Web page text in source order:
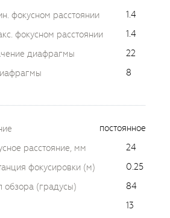
фокусном расстоянии
1.4
фокусном расстоянии
1.4
диафрагмы
22
8
постоянное
расстояние, мм
24
фокусировки (м)
0.25
(градусы)
84
13